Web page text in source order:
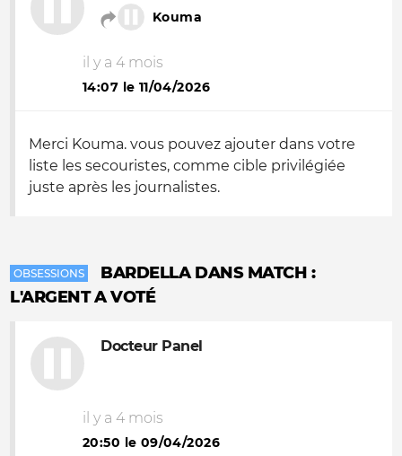
Kouma
il y a 4 mois
14:07 le 11/04/2026
Merci Kouma. vous pouvez ajouter dans votre
liste les secouristes, comme cible privilégiée
juste après les journalistes.
OBSESSIONS
BARDELLA DANS MATCH :
L'ARGENT A VOTÉ
Docteur Panel
il y a 4 mois
20:50 le 09/04/2026